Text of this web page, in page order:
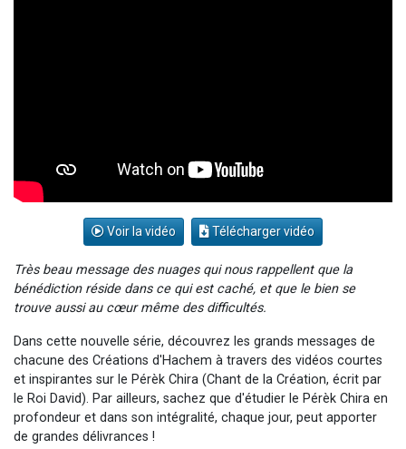
Voir la vidéo Télécharger vidéo
Très beau message des nuages qui nous rappellent que la
bénédiction réside dans ce qui est caché, et que le bien se
trouve aussi au cœur même des difficultés.
Dans cette nouvelle série, découvrez les grands messages de
chacune des Créations d'Hachem à travers des vidéos courtes
et inspirantes sur le Pérèk Chira (Chant de la Création, écrit par
le Roi David). Par ailleurs, sachez que d'étudier le Pérèk Chira en
profondeur et dans son intégralité, chaque jour, peut apporter
de grandes délivrances !